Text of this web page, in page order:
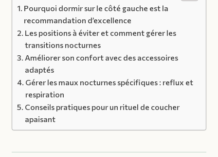
Pourquoi dormir sur le côté gauche est la
recommandation d’excellence
Les positions à éviter et comment gérer les
transitions nocturnes
Améliorer son confort avec des accessoires
adaptés
Gérer les maux nocturnes spécifiques : reflux et
respiration
Conseils pratiques pour un rituel de coucher
apaisant